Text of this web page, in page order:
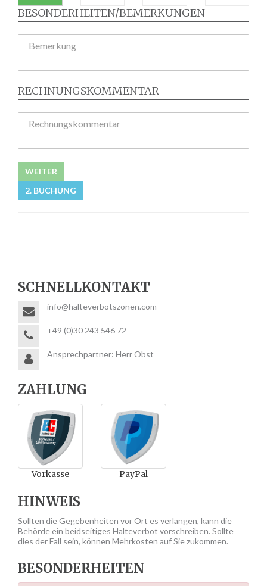
BESONDERHEITEN/BEMERKUNGEN
Bemerkung
RECHNUNGSKOMMENTAR
Rechnungskommentar
WEITER
2. BUCHUNG
SCHNELLKONTAKT
info@halteverbotszonen.com
+49 (0)30 243 546 72
Ansprechpartner: Herr Obst
ZAHLUNG
Vorkasse PayPal
HINWEIS
Sollten die Gegebenheiten vor Ort es verlangen, kann die
Behörde ein beidseitiges Halteverbot vorschreiben. Sollte
dies der Fall sein, können Mehrkosten auf Sie zukommen.
BESONDERHEITEN